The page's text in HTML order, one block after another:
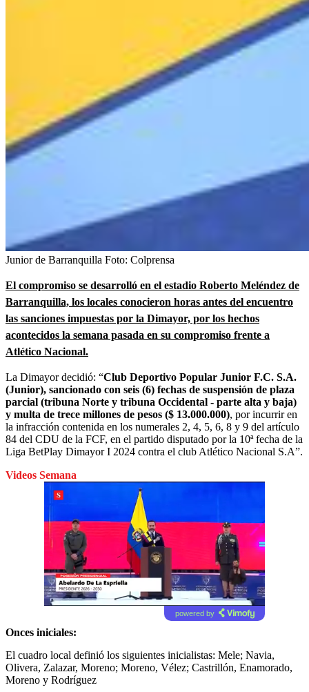
Junior de Barranquilla Foto: Colprensa
El compromiso se desarrolló en el estadio Roberto Meléndez de
Barranquilla, los locales conocieron horas antes del encuentro
las sanciones impuestas por la Dimayor, por los hechos
acontecidos la semana pasada en su compromiso frente a
Atlético Nacional.
La Dimayor decidió: “Club Deportivo Popular Junior F.C. S.A.
(Junior), sancionado con seis (6) fechas de suspensión de plaza
parcial (tribuna Norte y tribuna Occidental - parte alta y baja)
y multa de trece millones de pesos ($ 13.000.000), por incurrir en
la infracción contenida en los numerales 2, 4, 5, 6, 8 y 9 del artículo
84 del CDU de la FCF, en el partido disputado por la 10ª fecha de la
Liga BetPlay Dimayor I 2024 contra el club Atlético Nacional S.A”.
Videos Semana
powered by
Onces iniciales:
El cuadro local definió los siguientes inicialistas: Mele; Navia,
Olivera, Zalazar, Moreno; Moreno, Vélez; Castrillón, Enamorado,
Moreno y Rodríguez